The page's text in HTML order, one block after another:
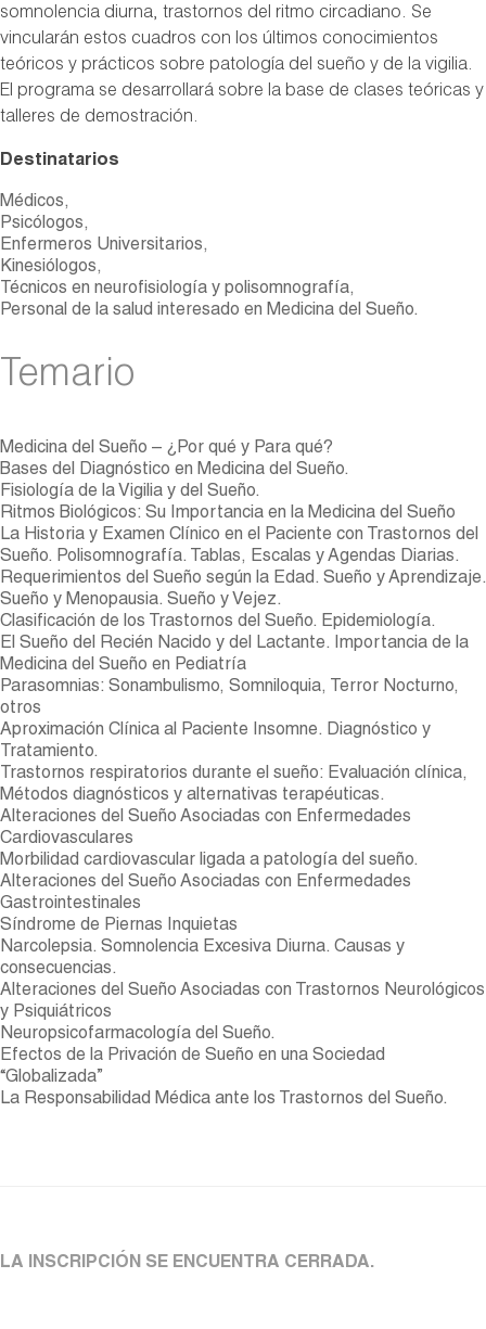
somnolencia diurna, trastornos del ritmo circadiano. Se
vincularán estos cuadros con los últimos conocimientos
teóricos y prácticos sobre patología del sueño y de la vigilia.
El programa se desarrollará sobre la base de clases teóricas y
talleres de demostración.
Destinatarios
Médicos,
Psicólogos,
Enfermeros Universitarios,
Kinesiólogos,
Técnicos en neurofisiología y polisomnografía,
Personal de la salud interesado en Medicina del Sueño.
Temario
Medicina del Sueño – ¿Por qué y Para qué?
Bases del Diagnóstico en Medicina del Sueño.
Fisiología de la Vigilia y del Sueño.
Ritmos Biológicos: Su Importancia en la Medicina del Sueño
La Historia y Examen Clínico en el Paciente con Trastornos del
Sueño. Polisomnografía. Tablas, Escalas y Agendas Diarias.
Requerimientos del Sueño según la Edad. Sueño y Aprendizaje.
Sueño y Menopausia. Sueño y Vejez.
Clasificación de los Trastornos del Sueño. Epidemiología.
El Sueño del Recién Nacido y del Lactante. Importancia de la
Medicina del Sueño en Pediatría
Parasomnias: Sonambulismo, Somniloquia, Terror Nocturno,
otros
Aproximación Clínica al Paciente Insomne. Diagnóstico y
Tratamiento.
Trastornos respiratorios durante el sueño: Evaluación clínica,
Métodos diagnósticos y alternativas terapéuticas.
Alteraciones del Sueño Asociadas con Enfermedades
Cardiovasculares
Morbilidad cardiovascular ligada a patología del sueño.
Alteraciones del Sueño Asociadas con Enfermedades
Gastrointestinales
Síndrome de Piernas Inquietas
Narcolepsia. Somnolencia Excesiva Diurna. Causas y
consecuencias.
Alteraciones del Sueño Asociadas con Trastornos Neurológicos
y Psiquiátricos
Neuropsicofarmacología del Sueño.
Efectos de la Privación de Sueño en una Sociedad
“Globalizada”
La Responsabilidad Médica ante los Trastornos del Sueño.
LA INSCRIPCIÓN SE ENCUENTRA CERRADA.